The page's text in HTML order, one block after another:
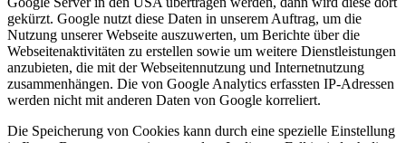
gekürzt. Google nutzt diese Daten in unserem Auftrag, um die
Nutzung unserer Webseite auszuwerten, um Berichte über die
Webseitenaktivitäten zu erstellen sowie um weitere Dienstleistungen
anzubieten, die mit der Webseitennutzung und Internetnutzung
zusammenhängen. Die von Google Analytics erfassten IP-Adressen
werden nicht mit anderen Daten von Google korreliert.
Die Speicherung von Cookies kann durch eine spezielle Einstellung